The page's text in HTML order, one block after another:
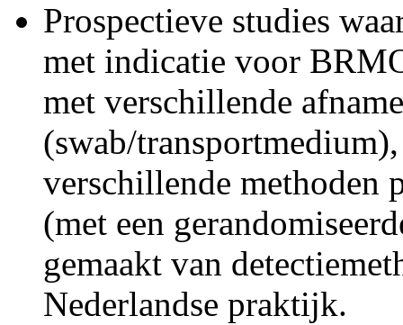
Prospectieve studies
met indicatie voor
met verschillende
(swab/
verschillende methoden
(met een
gemaakt van
Nederlandse praktijk.